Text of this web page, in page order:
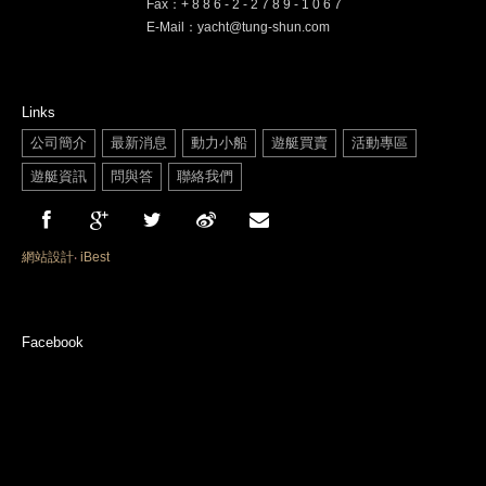
Fax：+ 8 8 6 - 2 - 2 7 8 9 - 1 0 6 7
E-Mail：yacht@tung-shun.com
Links
公司簡介
最新消息 動力小船 遊艇買賣 活動專區
遊艇資訊 問與答 聯絡我們
網站設計‧ iBest
Facebook